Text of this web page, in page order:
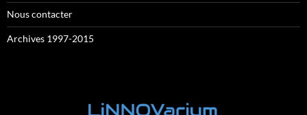
Nous contacter
Archives 1997-2015